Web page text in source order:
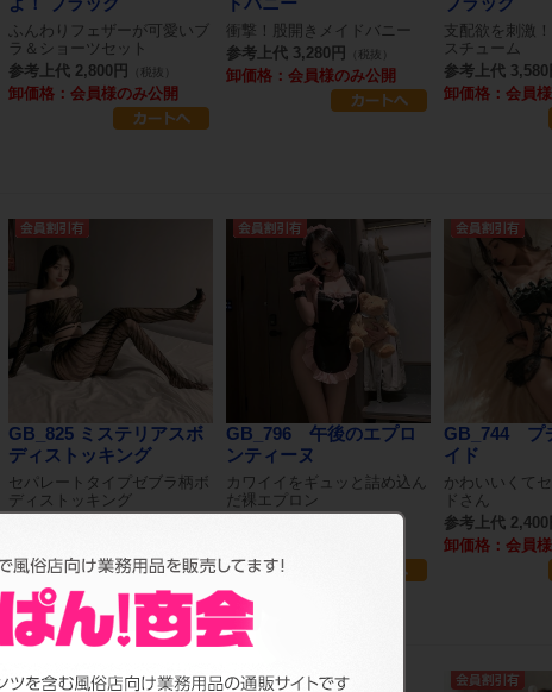
ふんわりフェザーが可愛いブ
ラ＆ショーツセット
参考上代 2,800円
（税抜）
卸価格：会員様のみ公開
衝撃！股開きメイドバニー
参考上代 3,280円
（税抜）
卸価格：会員様のみ公開
支配欲を刺激
スチューム
参考上代 3,580
卸価格：会員
GB_825 ミステリアスボ
ディストッキング
セパレートタイプゼブラ柄ボ
ディストッキング
GB_796 午後のエプロ
ンティーヌ
カワイイをギュッと詰め込ん
だ裸エプロン
GB_744 プ
イド
かわいいくて
ドさん
参考上代 2,400
卸価格：会員